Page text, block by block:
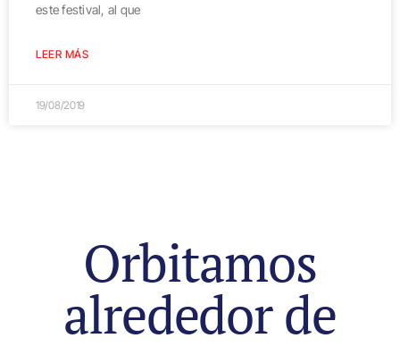
este festival, al que
LEER MÁS
19/08/2019
Orbitamos
alrededor de